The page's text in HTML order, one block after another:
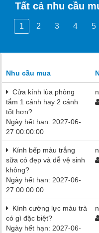
Tất cả nhu cầu
1 2 3 4 5
Nhu cầu mua
Cửa kính lùa phòng
tắm 1 cánh hay 2 cánh
tốt hơn?
Ngày hết hạn: 2027-06-
27 00:00:00
Kính bếp màu trắng
sữa có đẹp và dễ vệ sinh
không?
Ngày hết hạn: 2027-06-
27 00:00:00
Kính cường lực màu trà
có gì đặc biệt?
Ngày hết hạn: 2027-06-